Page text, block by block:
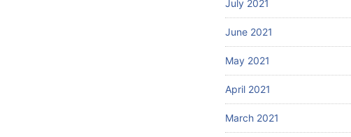
July 2021
June 2021
May 2021
April 2021
March 2021